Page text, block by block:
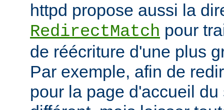
httpd propose aussi la
RedirectMatch pour
de réécriture d'une plus
Par exemple, afin de
pour la page d'accueil